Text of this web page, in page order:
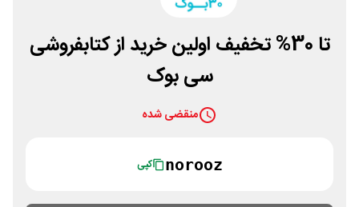
تا 30% تخفیف اولین خرید از کتابفروشی
سی بوک
منقضی شده
norooz کپی